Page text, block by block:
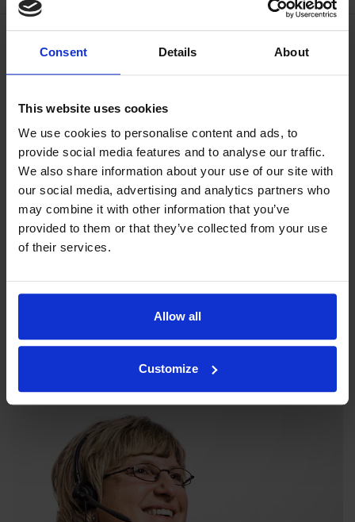
Consent Details About
This website uses cookies
We use cookies to personalise content and ads, to
provide social media features and to analyse our traffic.
We also share information about your use of our site with
our social media, advertising and analytics partners who
may combine it with other information that you’ve
provided to them or that they’ve collected from your use
of their services.
Allow all
Customize
Indexator Rotator Systems AB:n yritysfilosofia on yhteinen
näkemyksemme siitä, miten yrityksemme pitää toimia.